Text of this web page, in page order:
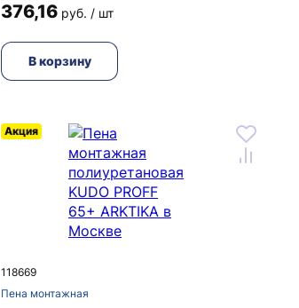
376,16 руб. / шт
В корзину
118669
Пена монтажная
Акция